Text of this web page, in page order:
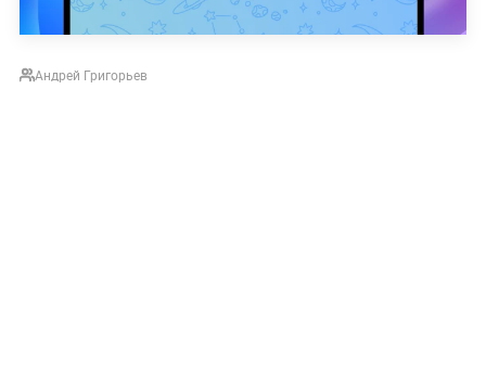
Андрей Григорьев